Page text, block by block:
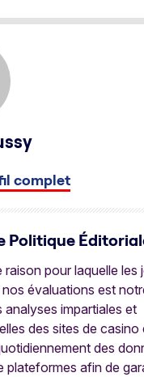
complet
Politique
raison pour laquelle
évaluations est
analyses impartiales et
des sites de casino
des
plateformes afin de